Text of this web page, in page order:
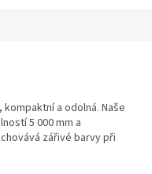
kompaktní a odolná. Naše
5 000 mm a
zářivé barvy při